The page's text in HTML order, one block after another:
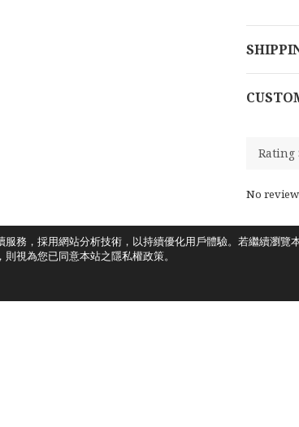
No
務，採用網站分析技術，以持續優化用戶體驗。若繼續瀏覽
視為您已同意本站之隱私權政策。